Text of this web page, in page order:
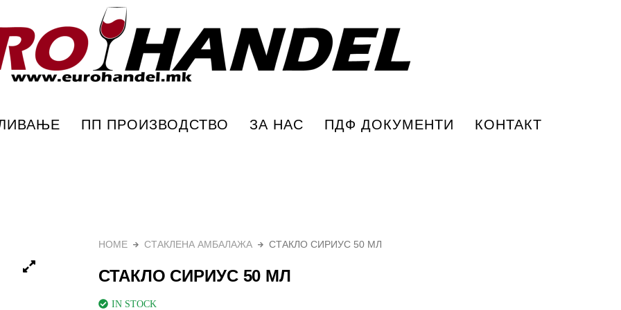
ПП ПРОИЗВОДСТВО ЗА НАС ПДФ ДОКУМЕНТИ КОНТАКТ
HOME СТАКЛЕНА АМБАЛАЖА СТАКЛО СИРИУС 50 МЛ
СТАКЛО СИРИУС 50 МЛ
IN STOCK